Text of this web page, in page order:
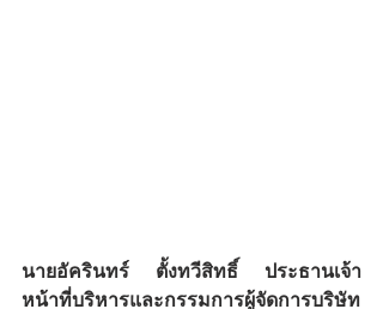
นายอัครินทร์ ตั้งทวีสิทธิ์ ประธานเจ้า
หน้าที่บริหารและกรรมการผู้จัดการบริษัท